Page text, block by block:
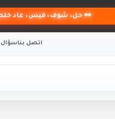
👀 حل، شوف، قيس، عاد
سؤالاتصل بنا